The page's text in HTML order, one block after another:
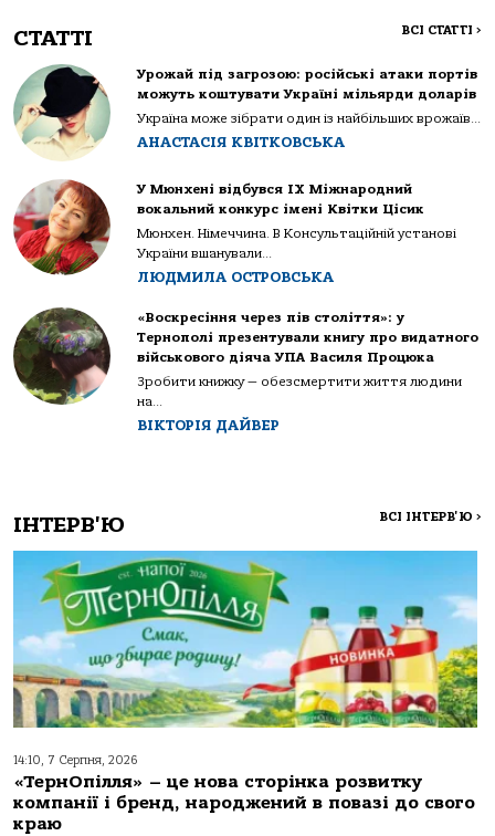
СТАТТІ ВСІ СТАТТІ >
Урожай під загрозою: російські атаки портів
можуть коштувати Україні мільярди доларів
Україна може зібрати один із найбільших врожаїв...
АНАСТАСІЯ КВІТКОВСЬКА
У Мюнхені відбувся IX Міжнародний
вокальний конкурс імені Квітки Цісик
Мюнхен. Німеччина. В Консультаційній установі
України вшанували...
ЛЮДМИЛА ОСТРОВСЬКА
«Воскресіння через пів століття»: у
Тернополі презентували книгу про видатного
військового діяча УПА Василя Процюка
Зробити книжку — обезсмертити життя людини
на...
ВІКТОРІЯ ДАЙВЕР
ІНТЕРВ'Ю ВСІ ІНТЕРВ'Ю >
14:10, 7 Серпня, 2026
«ТернОпілля» – це нова сторінка розвитку
компанії і бренд, народжений в повазі до свого
краю